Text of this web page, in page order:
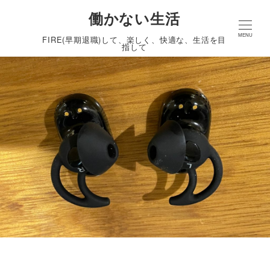
働かない生活
FIRE(早期退職)して、楽しく、快適な、生活を目
指して
MENU